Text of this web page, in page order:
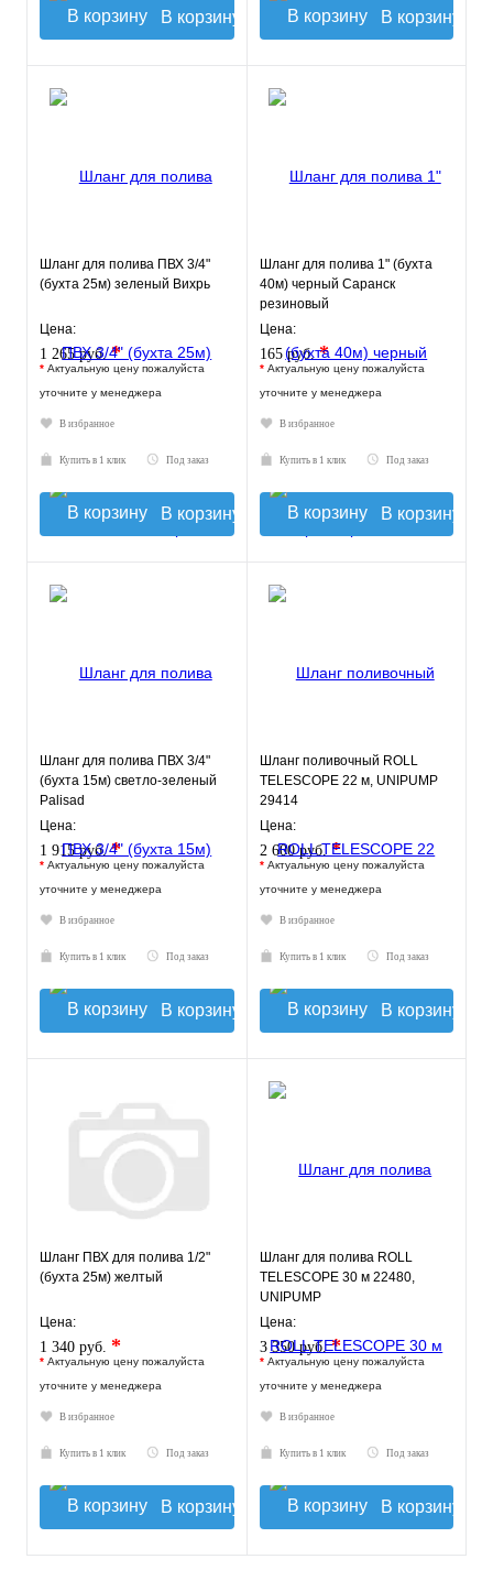
В корзину В корзину
Шланг для полива ПВХ 3/4"
(бухта 25м) зеленый Вихрь
Цена:
1 265 руб.*
* Актуальную цену пожалуйста
уточните у менеджера
В избранное
Купить в 1 клик Под заказ
В корзину
Шланг для полива 1" (бухта
40м) черный Саранск
резиновый
Цена:
165 руб.*
* Актуальную цену пожалуйста
уточните у менеджера
В избранное
Купить в 1 клик Под заказ
В корзину
Шланг для полива ПВХ 3/4"
(бухта 15м) светло-зеленый
Palisad
Цена:
1 915 руб.*
* Актуальную цену пожалуйста
уточните у менеджера
В избранное
Купить в 1 клик Под заказ
В корзину
Шланг поливочный ROLL
TELESCOPE 22 м, UNIPUMP
29414
Цена:
2 600 руб. *
* Актуальную цену пожалуйста
уточните у менеджера
В избранное
Купить в 1 клик Под заказ
В корзину
Шланг ПВХ для полива 1/2"
(бухта 25м) желтый
Цена:
1 340 руб. *
* Актуальную цену пожалуйста
уточните у менеджера
В избранное
Купить в 1 клик Под заказ
В корзину
Шланг для полива ROLL
TELESCOPE 30 м 22480,
UNIPUMP
Цена:
3 350 руб.*
* Актуальную цену пожалуйста
уточните у менеджера
В избранное
Купить в 1 клик Под заказ
В корзину